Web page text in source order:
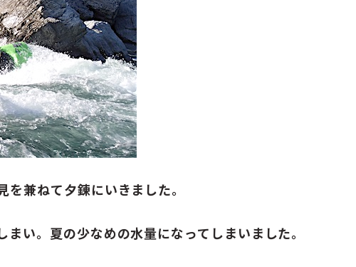
兼ねて夕錬にいきました。
い。夏の少なめの水量になってしまいました。